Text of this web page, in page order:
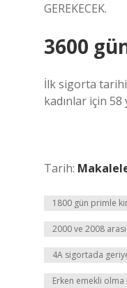
GEREKECEK.
3600
İlk sigorta tarihi
kadınlar için 58
Tarih:
1800 gün primle
2000 ve 2008
4A sigortada
Erken emekli